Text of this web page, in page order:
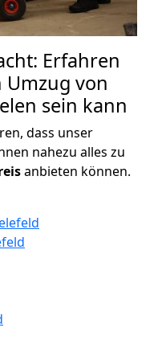
Erfahren
Umzug von
sein kann
dass unser
nahezu alles zu
anbieten können.